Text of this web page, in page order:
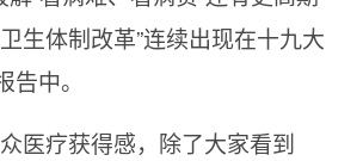
生体制改革”连续出现在十九大
中。
医疗获得感，除了大家看到